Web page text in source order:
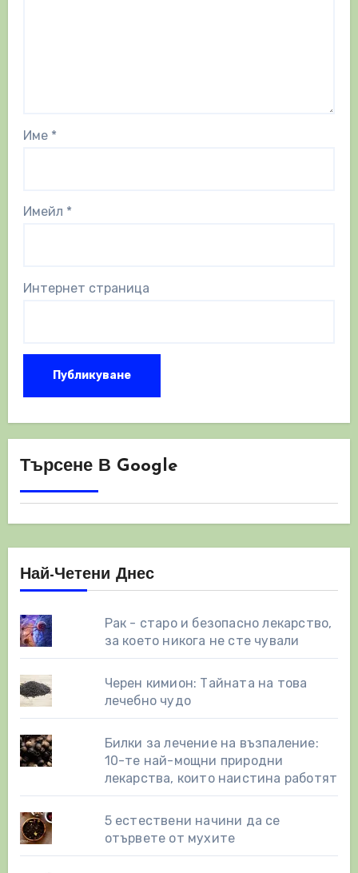
Име *
Имейл *
Интернет страница
Търсене В Google
Най-Четени Днес
Рак - старо и безопасно лекарство,
за което никога не сте чували
Черен кимион: Тайната на това
лечебно чудо
Билки за лечение на възпаление:
10-те най-мощни природни
лекарства, които наистина работят
5 естествени начини да се
отървете от мухите